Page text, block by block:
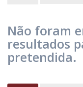
Não foram
resultados
pretendida.